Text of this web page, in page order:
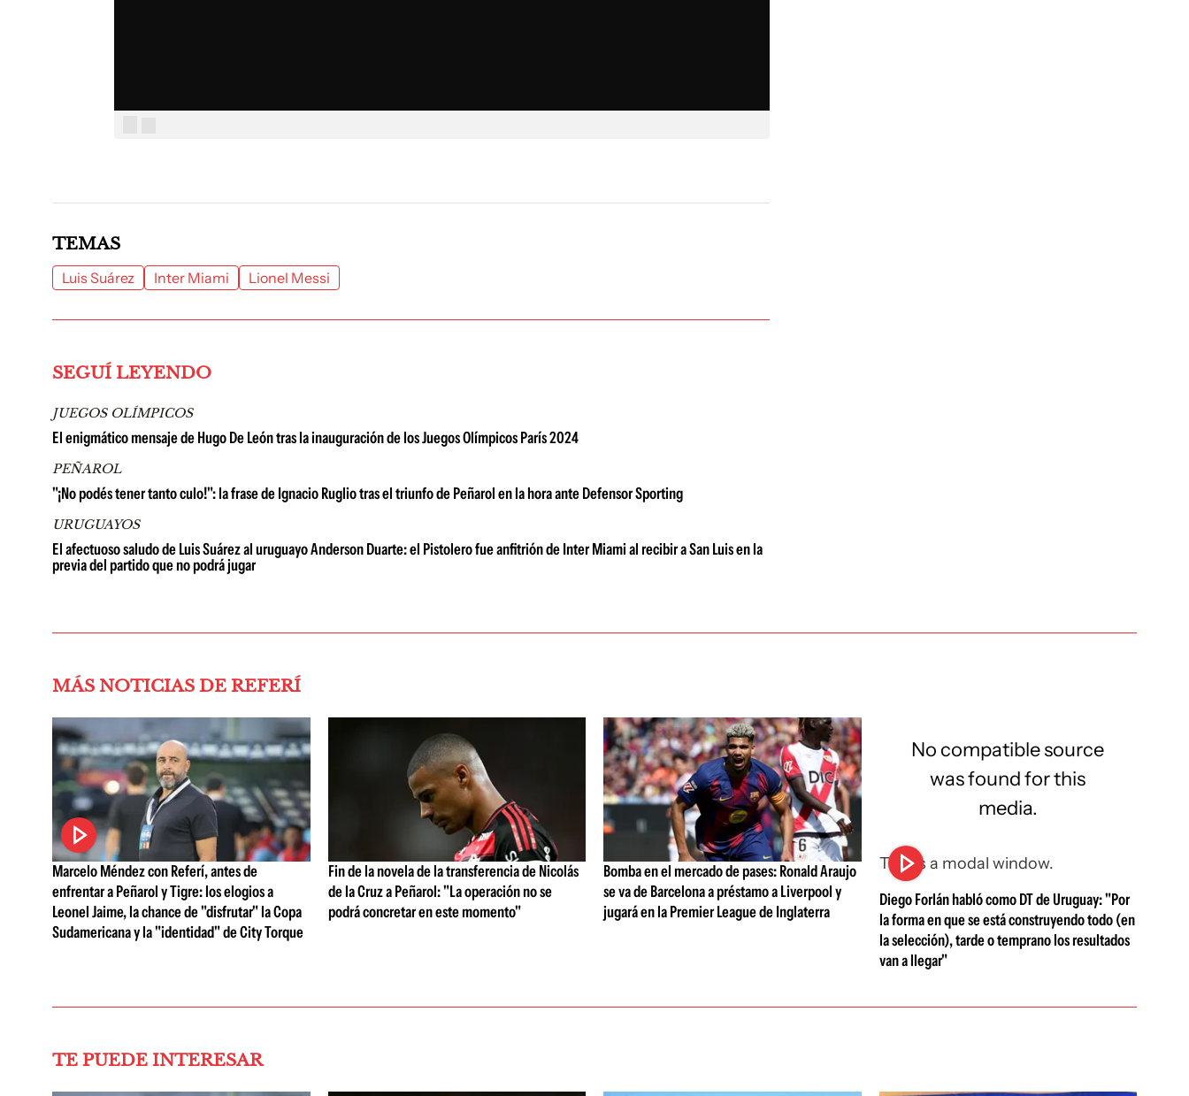
TEMAS
Luis Suárez Inter Miami Lionel Messi
SEGUÍ LEYENDO
JUEGOS OLÍMPICOS
El enigmático mensaje de Hugo De León tras la inauguración de los Juegos Olímpicos París 2024
PEÑAROL
"¡No podés tener tanto culo!": la frase de Ignacio Ruglio tras el triunfo de Peñarol en la hora ante Defensor Sporting
URUGUAYOS
El afectuoso saludo de Luis Suárez al uruguayo Anderson Duarte: el Pistolero fue anfitrión de Inter Miami al recibir a San Luis en la
previa del partido que no podrá jugar
MÁS NOTICIAS DE REFERÍ
Marcelo Méndez con Referí, antes de
enfrentar a Peñarol y Tigre: los elogios a
Leonel Jaime, la chance de "disfrutar" la Copa
Sudamericana y la "identidad" de City Torque
Fin de la novela de la transferencia de Nicolás
de la Cruz a Peñarol: "La operación no se
podrá concretar en este momento"
Bomba en el mercado de pases: Ronald Araujo
se va de Barcelona a préstamo a Liverpool y
jugará en la Premier League de Inglaterra
This is a modal window.
No compatible source
was found for this
media.
Diego Forlán habló como DT de Uruguay: "Por
la forma en que se está construyendo todo (en
la selección), tarde o temprano los resultados
van a llegar"
TE PUEDE INTERESAR